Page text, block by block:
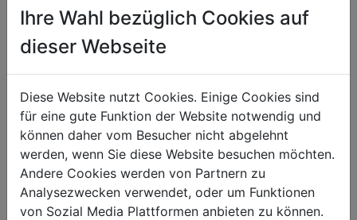
max. load capacity 350 kg
20 mm rubber wood worktop (Dimension
1518 x 604 mm )
table height adjutable min 990; max: 1092
mm
ADD TO COMPARISON LIST DATASHEET
Ihre Wahl bezüglich Cookies auf
dieser Webseite
Diese Website nutzt Cookies. Einige Cookies sind
für eine gute Funktion der Website notwendig und
können daher vom Besucher nicht abgelehnt
werden, wenn Sie diese Website besuchen möchten.
Andere Cookies werden von Partnern zu
Analysezwecken verwendet, oder um Funktionen
von Sozial Media Plattformen anbieten zu können.